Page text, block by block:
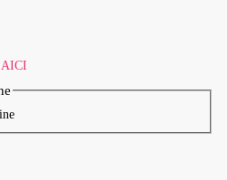
AICI